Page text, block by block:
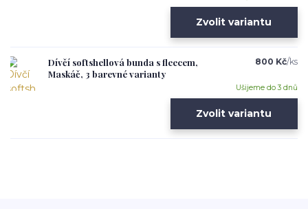
Zvolit variantu
Dívčí softshellová bunda s fleecem,
Maskáč, 3 barevné varianty
800 Kč/ks
Ušijeme do 3 dnů
Zvolit variantu